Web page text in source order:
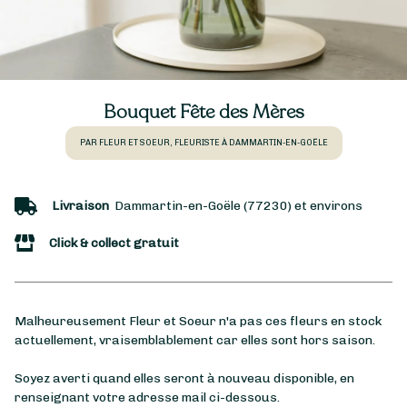
Bouquet Fête des Mères
PAR FLEUR ET SOEUR, FLEURISTE À DAMMARTIN-EN-GOËLE
Livraison Dammartin-en-Goële (77230) et environs
Click & collect gratuit
Malheureusement Fleur et Soeur n'a pas ces fleurs en stock
actuellement, vraisemblablement car elles sont hors saison.
Soyez averti quand elles seront à nouveau disponible, en
renseignant votre adresse mail ci-dessous.